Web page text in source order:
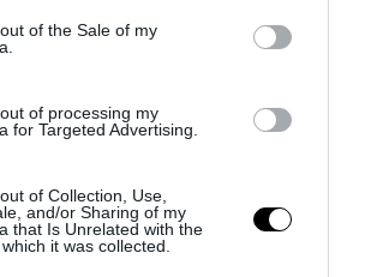
of the Sale of my
of processing my
for Targeted Advertising.
of Collection, Use,
and/or Sharing of my
that Is Unrelated with the
it was collected.